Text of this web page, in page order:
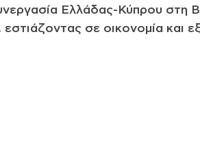
Ελλάδας-Κύπρου στη
σε οικονομία και